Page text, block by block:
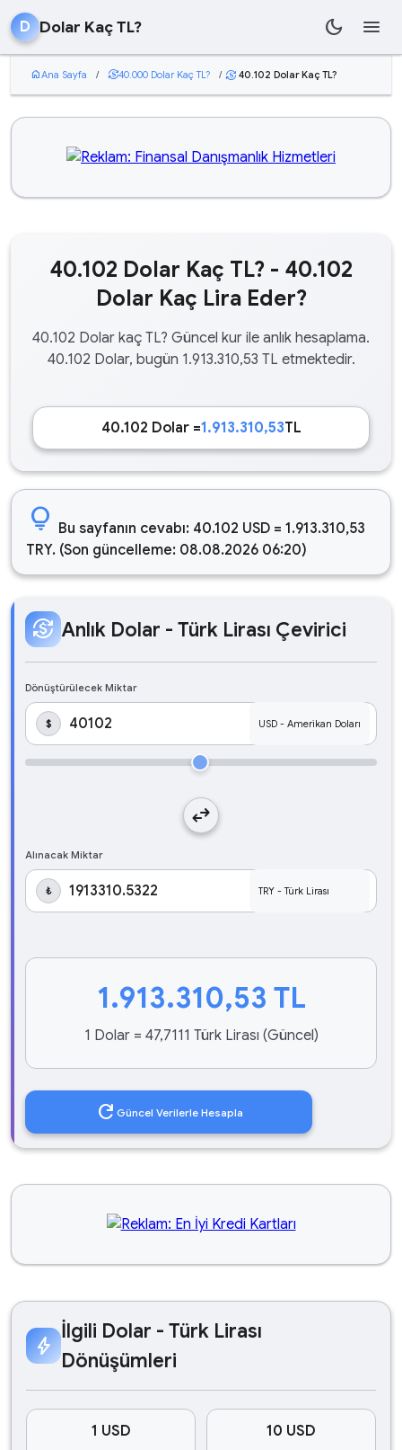
D Dolar Kaç TL? dark_mode menu
homeAna Sayfa / currency_exchange40.000 Dolar Kaç TL? / currency_exchange 40.102 Dolar Kaç TL?
40.102 Dolar Kaç TL? - 40.102
Dolar Kaç Lira Eder?
40.102 Dolar kaç TL? Güncel kur ile anlık hesaplama.
40.102 Dolar, bugün 1.913.310,53 TL etmektedir.
40.102 Dolar =1.913.310,53TL
lightbulb Bu sayfanın cevabı: 40.102 USD = 1.913.310,53
TRY. (Son güncelleme: 08.08.2026 06:20)
currency_exchange Anlık Dolar - Türk Lirası Çevirici
Dönüştürülecek Miktar
$
swap_horiz
Alınacak Miktar
₺
1.913.310,53 TL
1 Dolar = 47,7111 Türk Lirası (Güncel)
refresh Güncel Verilerle Hesapla
bolt
İlgili Dolar - Türk Lirası
Dönüşümleri
1 USD
10 USD